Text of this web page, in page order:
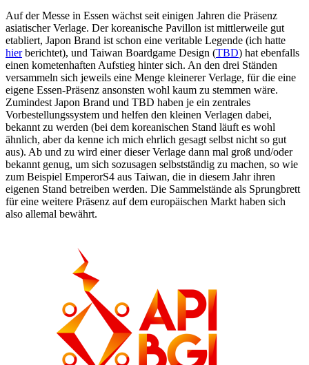
Auf der Messe in Essen wächst seit einigen Jahren die Präsenz
asiatischer Verlage. Der koreanische Pavillon ist mittlerweile gut
etabliert, Japon Brand ist schon eine veritable Legende (ich hatte
hierberichtet), und Taiwan Boardgame Design (TBD) hat ebenfalls
einen kometenhaften Aufstieg hinter sich. An den drei Ständen
versammeln sich jeweils eine Menge kleinerer Verlage, für die eine
eigene Essen-Präsenz ansonsten wohl kaum zu stemmen wäre.
Zumindest Japon Brand und TBD haben je ein zentrales
Vorbestellungssystem und helfen den kleinen Verlagen dabei,
bekannt zu werden (bei dem koreanischen Stand läuft es wohl
ähnlich, aber da kenne ich mich ehrlich gesagt selbst nicht so gut
aus). Ab und zu wird einer dieser Verlage dann mal groß und/oder
bekannt genug, um sich sozusagen selbstständig zu machen, so wie
zum Beispiel EmperorS4 aus Taiwan, die in diesem Jahr ihren
eigenen Stand betreiben werden. Die Sammelstände als Sprungbrett
für eine weitere Präsenz auf dem europäischen Markt haben sich
also allemal bewährt.